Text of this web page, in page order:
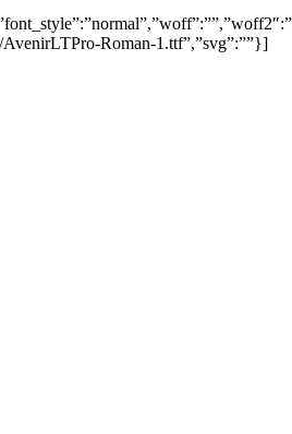
Roman-1.ttf”,”svg”:””}]